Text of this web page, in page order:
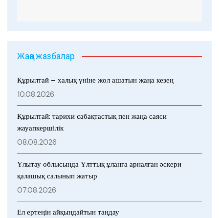
Жаңа жазбалар
Құрылтай – халық үніне жол ашатын жаңа кезең
10.08.2026
Құрылтай: тарихи сабақтастық пен жаңа саяси
жауапкершілік
08.08.2026
Ұлытау облысында Ұлттық ұланға арналған әскери
қалашық салынып жатыр
07.08.2026
Ел ертеңін айқындайтын таңдау